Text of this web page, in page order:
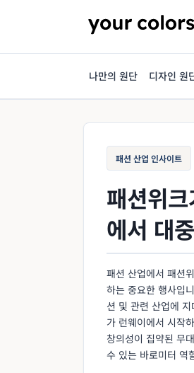
나만의 원단 디자인 원
패션 산업 인사이트
패션위
에서 대
패션 산업에서 패션
하는 중요한 행사입
션 및 관련 산업에
가 런웨이에서 시작
창의성이 집약된 무
수 있는 바로미터 역